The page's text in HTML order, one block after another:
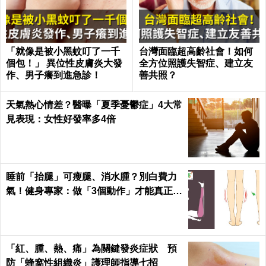
「就像是被小黑蚊叮了一千
個包！」 異位性皮膚炎大發
作、男子癢到進急診！
台灣面臨超高齡社會！如何
全方位照護失智症、建立友
善共照？
天氣熱心情差？醫曝「夏季憂鬱症」4大常
見表現：女性好發率多4倍
睡前「抬腿」可瘦腿、消水腫？別白費力
氣！健身專家：做「3個動作」才能真正躺
「紅、腫、熱、痛」為關鍵發炎症狀 預
防「蜂窩性組織炎」護理師指導七招